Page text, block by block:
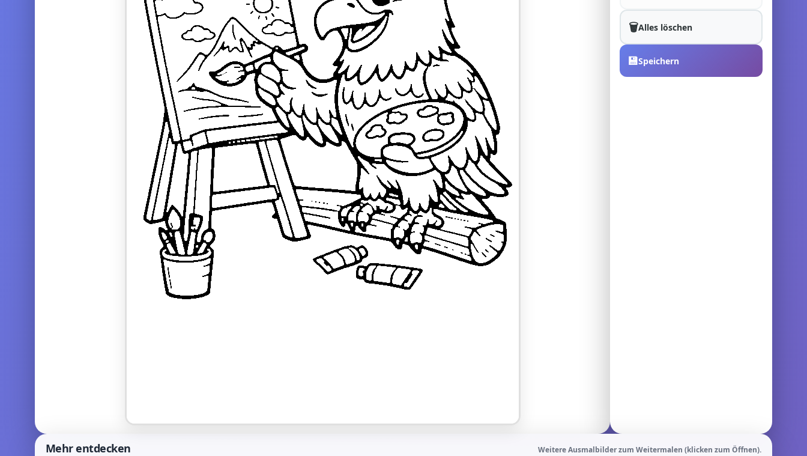
🗑️Alles löschen
💾Speichern
Mehr entdecken
Weitere Ausmalbilder zum Weitermalen (klicken zum Öffnen).